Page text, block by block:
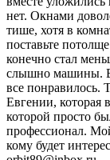
нет. Окнами
тише, хотя в
поставьте
конечно стал
слышно машины.
все понравилось.
Евгении, которая
которой просто
профессионал.
кому будет